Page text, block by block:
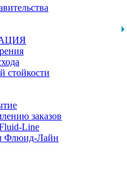
стойкости
заказов
Line
Флюид-Лайн